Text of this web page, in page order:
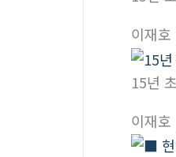
이재호
15년
이재호